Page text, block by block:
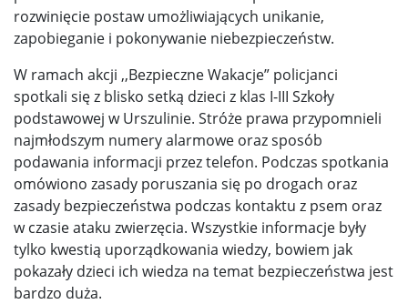
rozwinięcie postaw umożliwiających unikanie,
zapobieganie i pokonywanie niebezpieczeństw.
W ramach akcji ,,Bezpieczne Wakacje” policjanci
spotkali się z blisko setką dzieci z klas I-III Szkoły
podstawowej w Urszulinie. Stróże prawa przypomnieli
najmłodszym numery alarmowe oraz sposób
podawania informacji przez telefon. Podczas spotkania
omówiono zasady poruszania się po drogach oraz
zasady bezpieczeństwa podczas kontaktu z psem oraz
w czasie ataku zwierzęcia. Wszystkie informacje były
tylko kwestią uporządkowania wiedzy, bowiem jak
pokazały dzieci ich wiedza na temat bezpieczeństwa jest
bardzo duża.